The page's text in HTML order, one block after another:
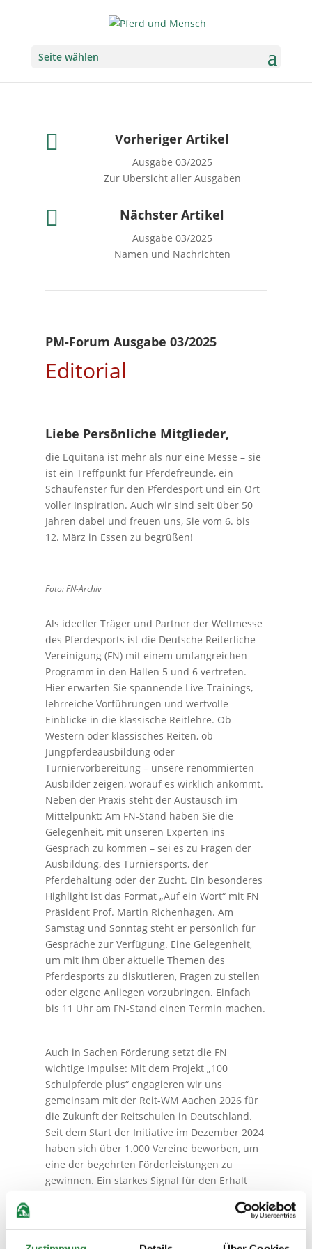
Seite wählen
 Vorheriger Artikel
Ausgabe 03/2025
Zur Übersicht aller Ausgaben
 Nächster Artikel
Ausgabe 03/2025
Namen und Nachrichten
PM-Forum Ausgabe 03/2025
Editorial
Liebe Persönliche Mitglieder,
die Equitana ist mehr als nur eine Messe – sie
ist ein Treffpunkt für Pferdefreunde, ein
Schaufenster für den Pferdesport und ein Ort
voller Inspiration. Auch wir sind seit über 50
Jahren dabei und freuen uns, Sie vom 6. bis
12. März in Essen zu begrüßen!
Foto: FN-Archiv
Als ideeller Träger und Partner der Weltmesse
des Pferdesports ist die Deutsche Reiterliche
Vereinigung (FN) mit einem umfangreichen
Programm in den Hallen 5 und 6 vertreten.
Hier erwarten Sie spannende Live-Trainings,
lehrreiche Vorführungen und wertvolle
Einblicke in die klassische Reitlehre. Ob
Western oder klassisches Reiten, ob
Jungpferdeausbildung oder
Turniervorbereitung – unsere renommierten
Ausbilder zeigen, worauf es wirklich ankommt.
Neben der Praxis steht der Austausch im
Mittelpunkt: Am FN-Stand haben Sie die
Gelegenheit, mit unseren Experten ins
Gespräch zu kommen – sei es zu Fragen der
Ausbildung, des Turniersports, der
Pferdehaltung oder der Zucht. Ein besonderes
Highlight ist das Format „Auf ein Wort“ mit FN
Präsident Prof. Martin Richenhagen. Am
Samstag und Sonntag steht er persönlich für
Gespräche zur Verfügung. Eine Gelegenheit,
um mit ihm über aktuelle Themen des
Pferdesports zu diskutieren, Fragen zu stellen
oder eigene Anliegen vorzubringen. Einfach
bis 11 Uhr am FN-Stand einen Termin machen.
Auch in Sachen Förderung setzt die FN
wichtige Impulse: Mit dem Projekt „100
Schulpferde plus“ engagieren wir uns
gemeinsam mit der Reit-WM Aachen 2026 für
die Zukunft der Reitschulen in Deutschland.
Seit dem Start der Initiative im Dezember 2024
haben sich über 1.000 Vereine beworben, um
eine der begehrten Förderleistungen zu
gewinnen. Ein starkes Signal für den Erhalt
Pferdesport! Schon Tradition ist die besondere
Beziehung der Persönlichen Mitglieder der FN